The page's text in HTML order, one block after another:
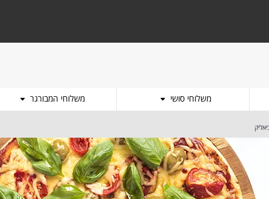
משלוחי סושי משלוחי המבורגר